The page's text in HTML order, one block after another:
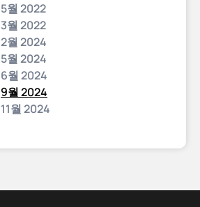
5월 2022
3월 2022
2월 2024
5월 2024
6월 2024
9월 2024
11월 2024